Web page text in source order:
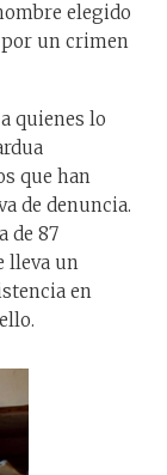
elegido
por un crimen
quienes lo
que han
de denuncia.
de 87
lleva un
en